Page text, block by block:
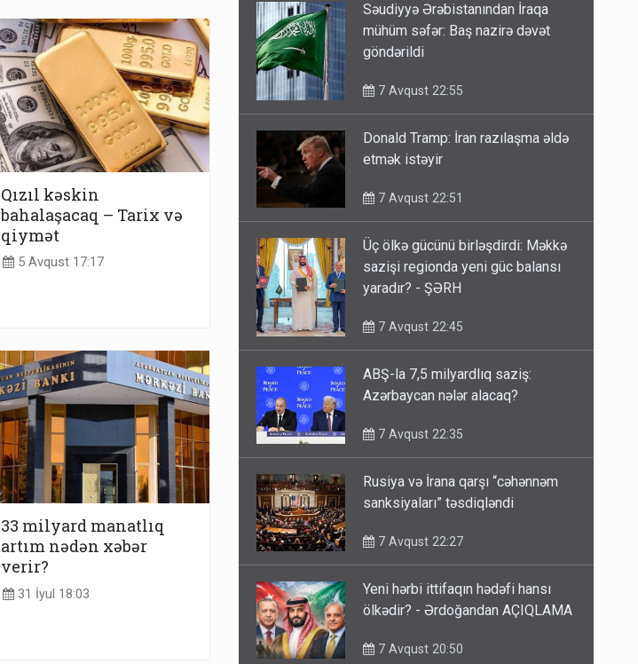
Qızıl kəskin
bahalaşacaq – Tarix və
qiymət
5 Avqust 17:17
33 milyard manatlıq
artım nədən xəbər
verir?
31 İyul 18:03
Səudiyyə Ərəbistanından İraqa
mühüm səfər: Baş nazirə dəvət
göndərildi
7 Avqust 22:55
Donald Tramp: İran razılaşma əldə
etmək istəyir
7 Avqust 22:51
Üç ölkə gücünü birləşdirdi: Məkkə
sazişi regionda yeni güc balansı
yaradır? - ŞƏRH
7 Avqust 22:45
ABŞ-la 7,5 milyardlıq saziş:
Azərbaycan nələr alacaq?
7 Avqust 22:35
Rusiya və İrana qarşı “cəhənnəm
sanksiyaları” təsdiqləndi
7 Avqust 22:27
Yeni hərbi ittifaqın hədəfi hansı
ölkədir? - Ərdoğandan AÇIQLAMA
7 Avqust 20:50